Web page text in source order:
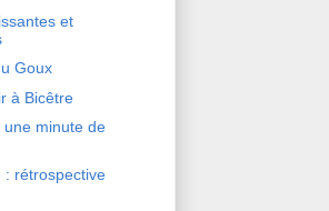
et
Goux
à Bicêtre
une minute de
: rétrospective